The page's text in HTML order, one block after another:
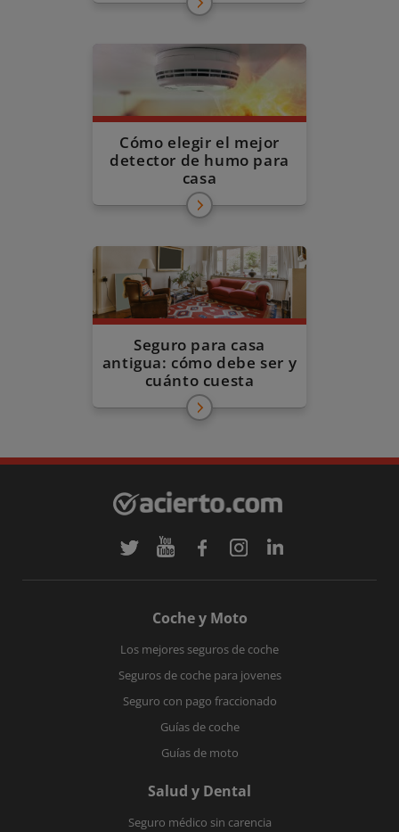
Cómo elegir el mejor
detector de humo para
casa
Seguro para casa
antigua: cómo debe ser y
cuánto cuesta
Coche y Moto
Los mejores seguros de coche
Seguros de coche para jovenes
Seguro con pago fraccionado
Guías de coche
Guías de moto
Salud y Dental
Seguro médico sin carencia